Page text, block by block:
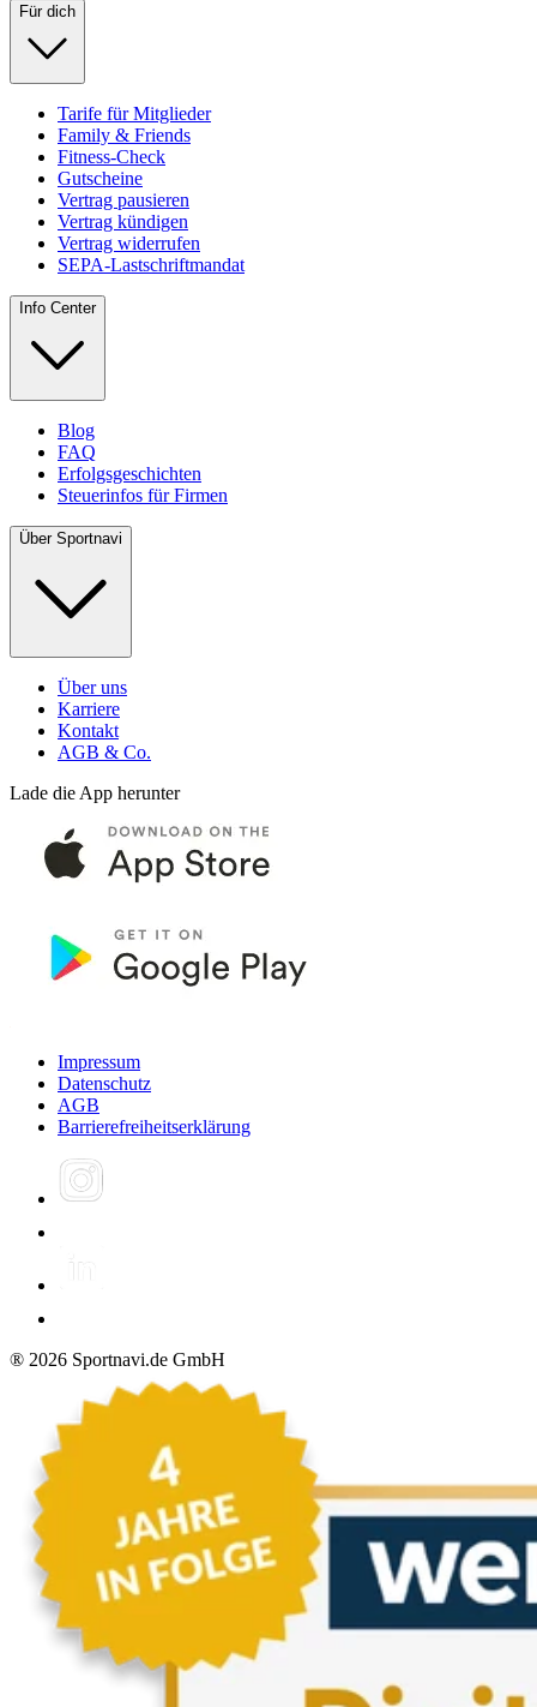
Für dich
Tarife für Mitglieder
Family & Friends
Fitness-Check
Gutscheine
Vertrag pausieren
Vertrag kündigen
Vertrag widerrufen
SEPA-Lastschriftmandat
Info Center
Blog
FAQ
Erfolgsgeschichten
Steuerinfos für Firmen
Über Sportnavi
Über uns
Karriere
Kontakt
AGB & Co.
Lade die App herunter
Impressum
Datenschutz
AGB
Barrierefreiheitserklärung
® 2026 Sportnavi.de GmbH